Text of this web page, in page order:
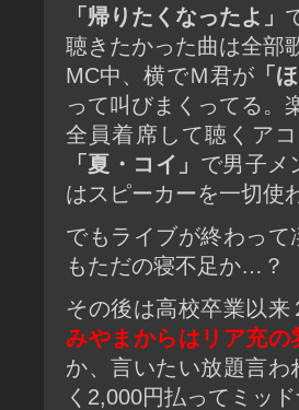
「帰りたくなったよ」
聴きたかった曲は全部
MC中、横でＭ君が 「
って叫びまくってる。
全員着席して聴くア
「夏・コイ」 で男子メ
はスピーカーを一切使
でもライブが終わっ
もただの寝不足か…？
その後は高校卒業以
みやまからはリア充
か、言いたい放題言
く2,000円払ってミッ